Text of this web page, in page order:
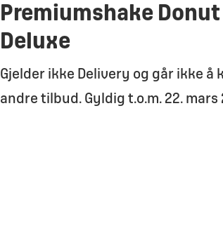
Premiumshake
Deluxe
Gjelder ikke Delivery og går ikke å
andre tilbud. Gyldig t.o.m. 22. mars